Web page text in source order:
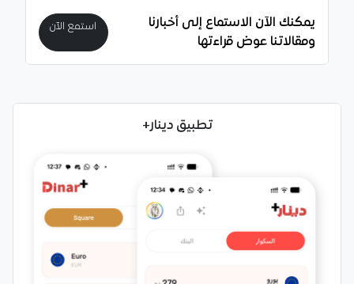
يمكنك الآن الاستماع إلى أخبارنا
ومقالاتنا عوض قراءتها
استمع الآن
تطبيق دينار+